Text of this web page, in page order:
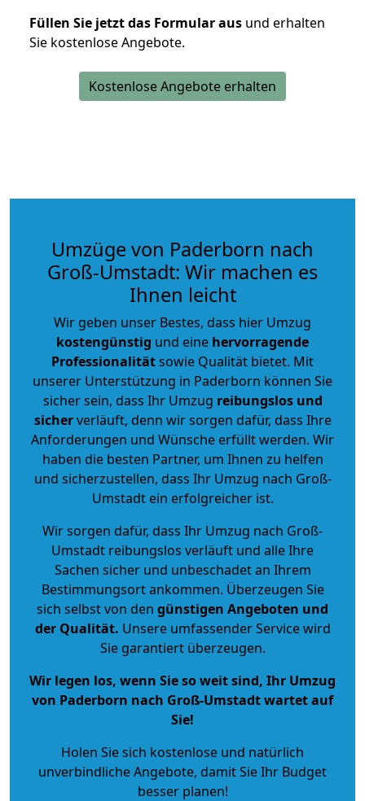
Füllen Sie jetzt das Formular aus und erhalten
Sie kostenlose Angebote.
Kostenlose Angebote erhalten
Umzüge von Paderborn nach
Groß-Umstadt: Wir machen es
Ihnen leicht
Wir geben unser Bestes, dass hier Umzug
kostengünstig und eine hervorragende
Professionalitätsowie Qualität bietet. Mit
unserer Unterstützung in Paderborn können Sie
sicher sein, dass Ihr Umzug reibungslos und
sicherverläuft, denn wir sorgen dafür, dass Ihre
Anforderungen und Wünsche erfüllt werden. Wir
haben die besten Partner, um Ihnen zu helfen
und sicherzustellen, dass Ihr Umzug nach Groß-
Umstadt ein erfolgreicher ist.
Wir sorgen dafür, dass Ihr Umzug nach Groß-
Umstadt reibungslos verläuft und alle Ihre
Sachen sicher und unbeschadet an Ihrem
Bestimmungsort ankommen. Überzeugen Sie
sich selbst von den günstigen Angeboten und
der Qualität. Unsere umfassender Service wird
Sie garantiert überzeugen.
Wir legen los, wenn Sie so weit sind, Ihr Umzug
von Paderborn nach Groß-Umstadt wartet auf
Sie!
Holen Sie sich kostenlose und natürlich
unverbindliche Angebote, damit Sie Ihr Budget
besser planen!